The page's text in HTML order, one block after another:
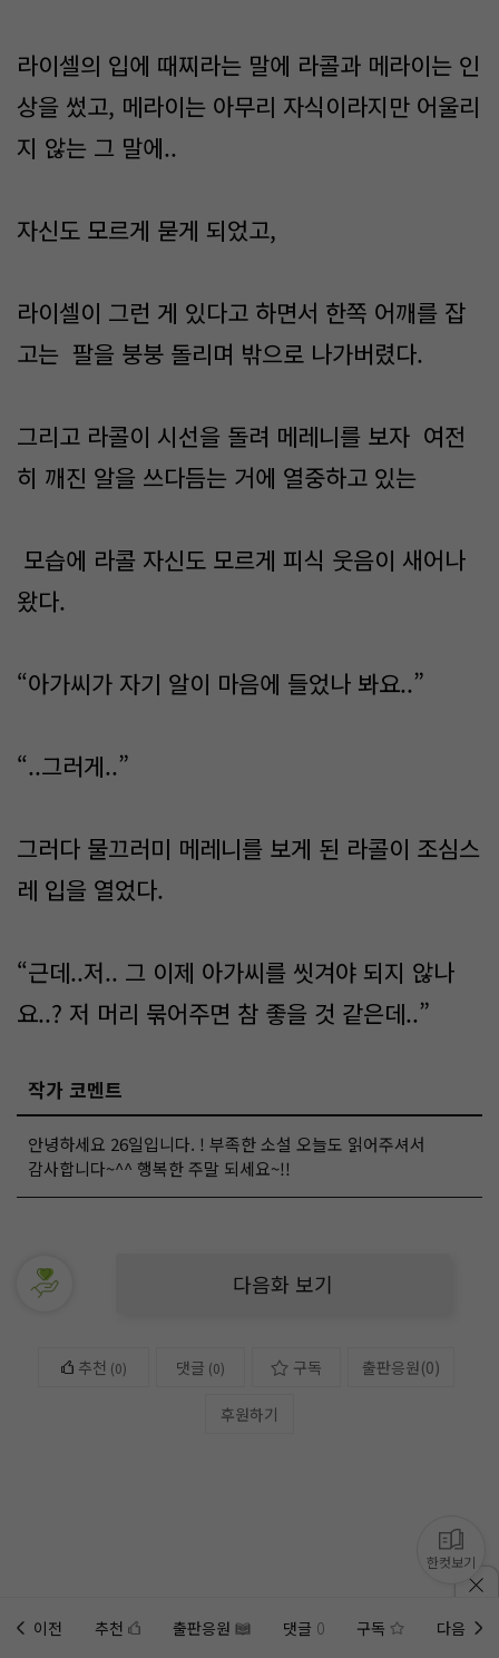
라이셀의 입에 때찌라는 말에 라콜과 메라이는 인
상을 썼고, 메라이는 아무리 자식이라지만 어울리
지 않는 그 말에..
자신도 모르게 묻게 되었고,
라이셀이 그런 게 있다고 하면서 한쪽 어깨를 잡
고는 팔을 붕붕 돌리며 밖으로 나가버렸다.
그리고 라콜이 시선을 돌려 메레니를 보자 여전
히 깨진 알을 쓰다듬는 거에 열중하고 있는
모습에 라콜 자신도 모르게 피식 웃음이 새어나
왔다.
“아가씨가 자기 알이 마음에 들었나 봐요..”
“..그러게..”
그러다 물끄러미 메레니를 보게 된 라콜이 조심스
레 입을 열었다.
“근데..저.. 그 이제 아가씨를 씻겨야 되지 않나
요..? 저 머리 묶어주면 참 좋을 것 같은데..”
작가 코멘트
안녕하세요 26일입니다. ! 부족한 소설 오늘도 읽어주셔서
감사합니다~^^ 행복한 주말 되세요~!!
다음화 보기
추천 (0) 댓글 (0) 구독 출판응원(0)
후원하기
이전 추천 출판응원 댓글 0 구독 다음
한컷보기
홈에미노벨 웹추가하기 미노벨 앱설치하기